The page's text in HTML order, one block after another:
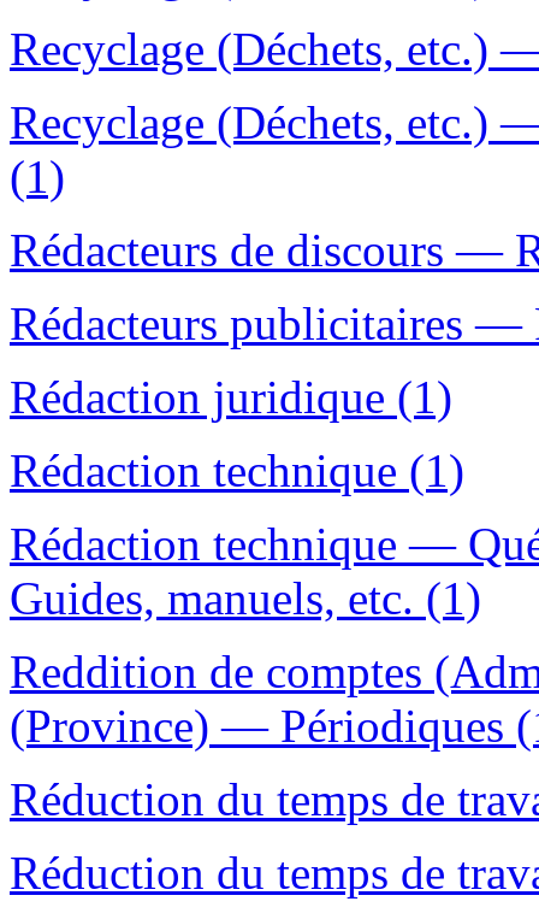
Recyclage (Déchets, etc.)
Recyclage (Déchets, etc.)
(1)
Rédacteurs de discours —
Rédacteurs publicitaires —
Rédaction juridique (1)
Rédaction technique (1)
Rédaction technique —
Guides, manuels, etc. (1)
Reddition de comptes
(Province) — Périodiques
Réduction du temps de
Réduction du temps de